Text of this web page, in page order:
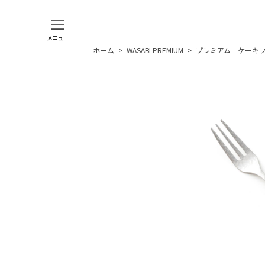
メニュー
ホーム > WASABI PREMIUM > プレミアム ケーキ